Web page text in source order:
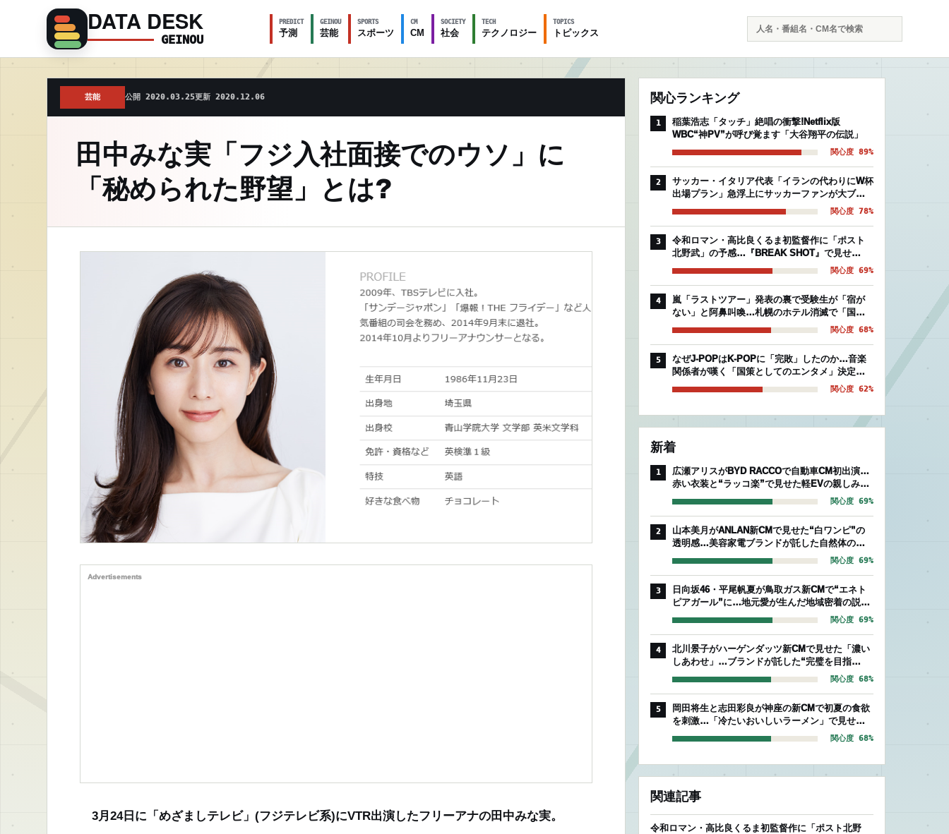
DATA DESK
GEINOU
PREDICT
予測
GEINOU
芸能
SPORTS
スポーツ
CM
CM
SOCIETY
社会
TECH
テクノロジー
TOPICS
トピックス
索
芸能 公開 2020.03.25更新 2020.12.06
田中みな実「フジ入社面接でのウソ」に
「秘められた野望」とは?
Advertisements
3月24日に「めざましテレビ」(フジテレビ系)にVTR出演したフリーアナの田中みな実。
関心ランキング
1
稲葉浩志「タッチ」絶唱の衝撃!Netflix版
WBC“神PV”が呼び覚ます「大谷翔平の伝説」
関心度 89%
2
サッカー・イタリア代表「イランの代わりにW杯
出場プラン」急浮上にサッカーファンが大ブー
イングの理由
関心度 78%
3
令和ロマン・高比良くるま初監督作に「ポスト
北野武」の予感…『BREAK SHOT』で見せ
た“芸人映画”の異常な完成度
関心度 69%
4
嵐「ラストツアー」発表の裏で受験生が「宿が
ない」と阿鼻叫喚…札幌のホテル消滅で「国立
後期組」を襲う絶望的被害
関心度 68%
5
なぜJ-POPはK-POPに「完敗」したのか…音楽
関係者が嘆く「国策としてのエンタメ」決定的
な温度差
関心度 62%
新着
1
広瀬アリスがBYD RACCOで自動車CM初出演…
赤い衣装と“ラッコ楽”で見せた軽EVの親しみや
すさ
関心度 69%
2
山本美月がANLAN新CMで見せた“白ワンピ”の
透明感…美容家電ブランドが託した自然体のセ
ルフケア
関心度 69%
3
日向坂46・平尾帆夏が鳥取ガス新CMで“エネト
ピアガール”に…地元愛が生んだ地域密着の説得
力
関心度 69%
4
北川景子がハーゲンダッツ新CMで見せた「濃い
しあわせ」…ブランドが託した“完璧を目指
す”存在感
関心度 68%
5
岡田将生と志田彩良が神座の新CMで初夏の食欲
を刺激…「冷たいおいしいラーメン」で見せた
爽やかな相性
関心度 68%
関連記事
令和ロマン・高比良くるま初監督作に「ポスト北野